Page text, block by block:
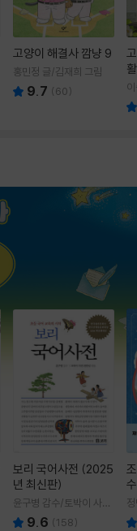
고양이 해결사 깜냥 9
홍민정 글/김재희 그림
9.7 (60)
보리 국어사전 (2025
년 최신판)
윤구병 감수/토박이 사전
편찬실 편
9.6 (158)